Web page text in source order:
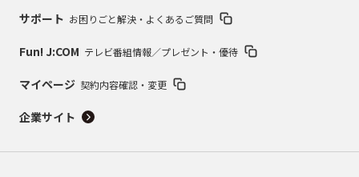
サポート お困りごと解決・よくあるご質問
Fun! J:COM テレビ番組情報／プレゼント・優待
マイページ 契約内容確認・変更
企業サイト